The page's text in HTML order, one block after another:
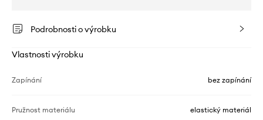
Podrobnosti o výrobku
Vlastnosti výrobku
Zapínání bez zapínání
Pružnost materiálu elastický materiál